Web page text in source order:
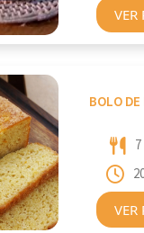
VER
BOLO
VER